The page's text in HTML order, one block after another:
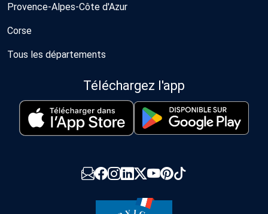
Provence-Alpes-Côte d'Azur
Corse
Tous les départements
Téléchargez l'app